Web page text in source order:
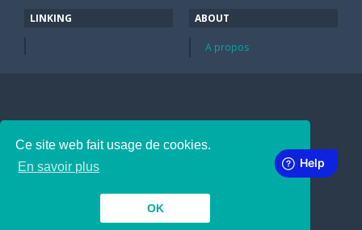
Ce site web fait usage de cookies.
En savoir plus
OK
LINKING ABOUT
A propos